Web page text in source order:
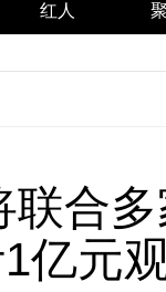
红人
联合
亿元